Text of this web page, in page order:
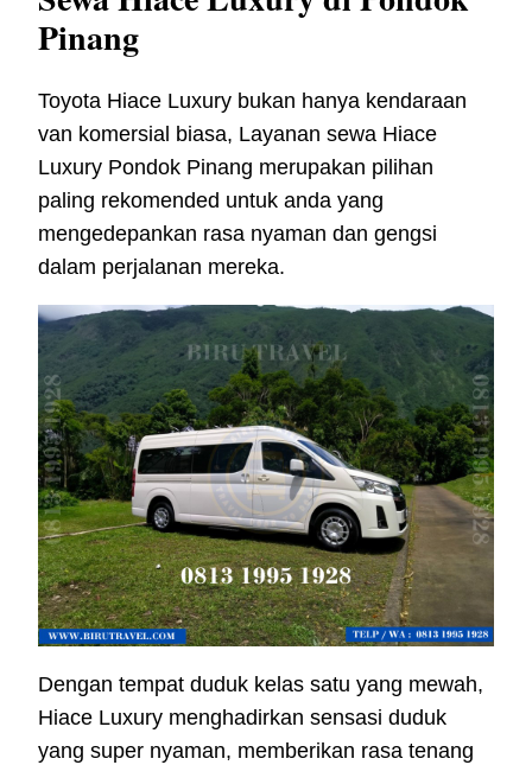
Pinang
Toyota Hiace Luxury bukan hanya kendaraan
van komersial biasa, Layanan sewa Hiace
Luxury Pondok Pinang merupakan pilihan
paling rekomended untuk anda yang
mengedepankan rasa nyaman dan gengsi
dalam perjalanan mereka.
Dengan tempat duduk kelas satu yang mewah,
Hiace Luxury menghadirkan sensasi duduk
yang super nyaman, memberikan rasa tenang